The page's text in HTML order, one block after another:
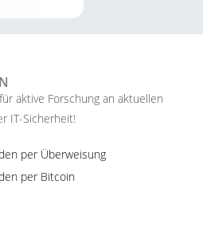
aktive Forschung an aktuellen
IT-Sicherheit!​
per Überweisung​
per Bitcoin​